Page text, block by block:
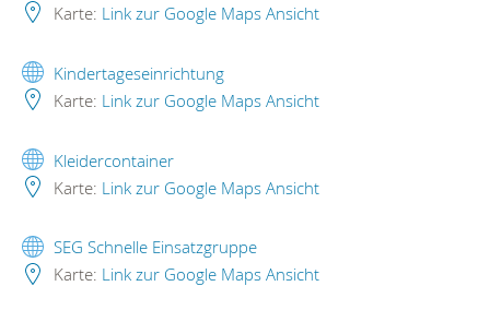
Karte: Link zur Google Maps Ansicht
Kindertageseinrichtung
Karte: Link zur Google Maps Ansicht
Kleidercontainer
Karte: Link zur Google Maps Ansicht
SEG Schnelle Einsatzgruppe
Karte: Link zur Google Maps Ansicht